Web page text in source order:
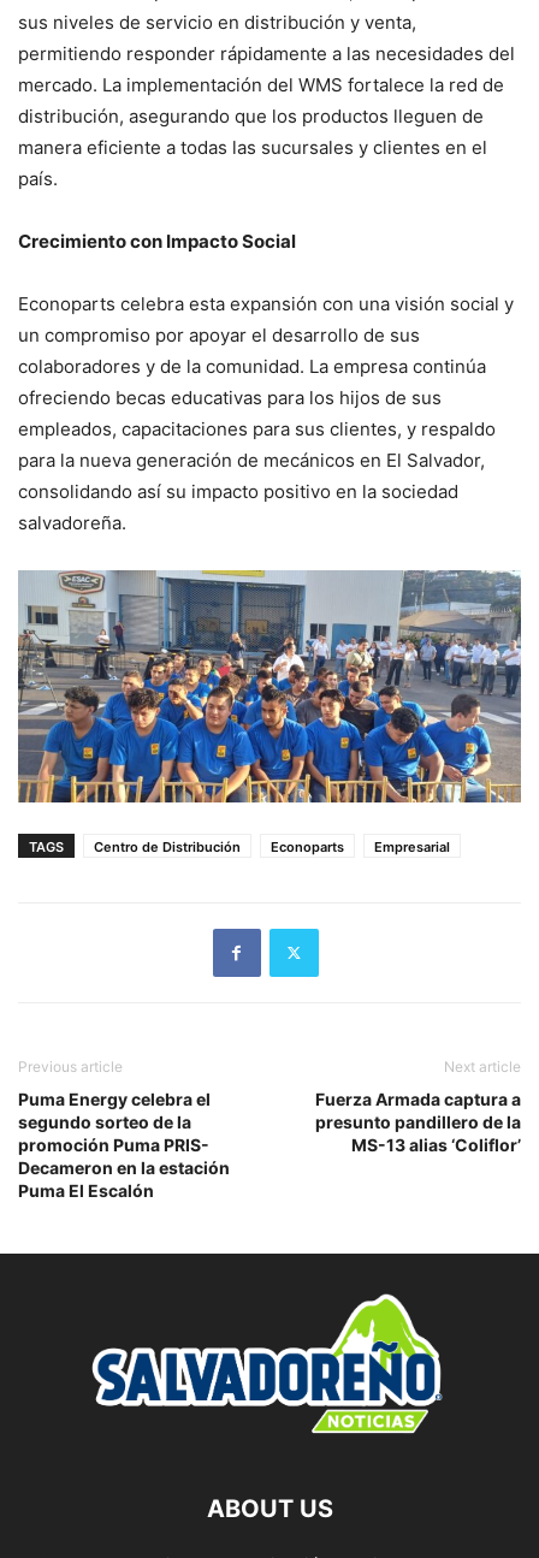
sus niveles de servicio en distribución y venta,
permitiendo responder rápidamente a las necesidades del
mercado. La implementación del WMS fortalece la red de
distribución, asegurando que los productos lleguen de
manera eficiente a todas las sucursales y clientes en el
país.
Crecimiento con Impacto Social
Econoparts celebra esta expansión con una visión social y
un compromiso por apoyar el desarrollo de sus
colaboradores y de la comunidad. La empresa continúa
ofreciendo becas educativas para los hijos de sus
empleados, capacitaciones para sus clientes, y respaldo
para la nueva generación de mecánicos en El Salvador,
consolidando así su impacto positivo en la sociedad
salvadoreña.
TAGS Centro de Distribución Econoparts Empresarial
Previous article
Puma Energy celebra el
segundo sorteo de la
promoción Puma PRIS-
Decameron en la estación
Puma El Escalón
Next article
Fuerza Armada captura a
presunto pandillero de la
MS-13 alias ‘Coliflor’
ABOUT US